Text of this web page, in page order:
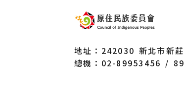
地址：242030 新北市新
總機：02-89953456 /